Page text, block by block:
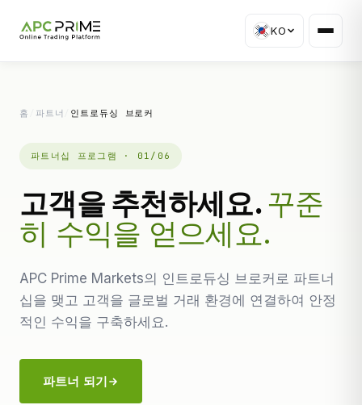
KO
홈 파트너 인트로듀싱 브로커
파트너십 프로그램 · 01/06
고객을 추천하세요. 꾸준
히 수익을 얻으세요.
APC Prime Markets의 인트로듀싱 브로커로 파트너
십을 맺고 고객을 글로벌 거래 환경에 연결하여 안정
적인 수익을 구축하세요.
파트너 되기